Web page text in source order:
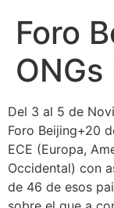
Foro
ONGs
Del 3 al 5 de
Foro Beijing+20
ECE (Europa,
Occidental) con
de 46 de esos